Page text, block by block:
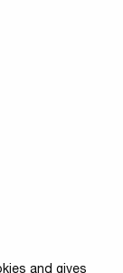
and gives